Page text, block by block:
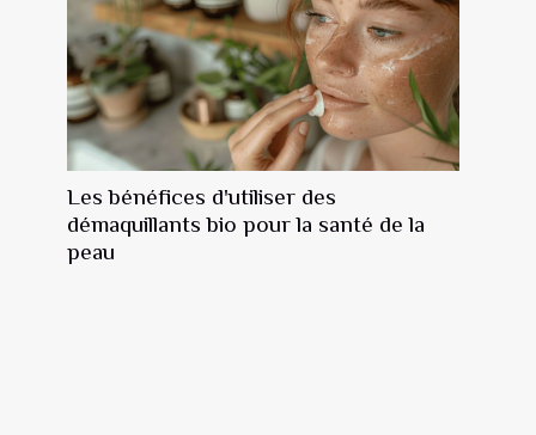
Les bénéfices d'utiliser des
démaquillants bio pour la santé de la
peau